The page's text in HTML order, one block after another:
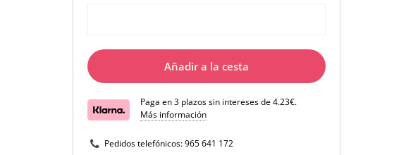
Añadir a la cesta
Paga en 3 plazos sin intereses de 4.23€.
Más información
Pedidos telefónicos:965 641 172